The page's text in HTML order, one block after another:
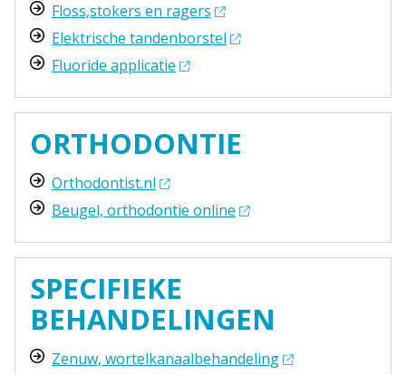
Floss,stokers en ragers
Elektrische tandenborstel
Fluoride applicatie
ORTHODONTIE
Orthodontist.nl
Beugel, orthodontie online
SPECIFIEKE
BEHANDELINGEN
Zenuw, wortelkanaalbehandeling